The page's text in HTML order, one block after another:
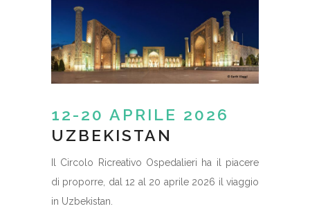
12-20 APRILE 2026
UZBEKISTAN
Il Circolo Ricreativo Ospedalieri ha il piacere
di proporre, dal 12 al 20 aprile 2026 il viaggio
in Uzbekistan.